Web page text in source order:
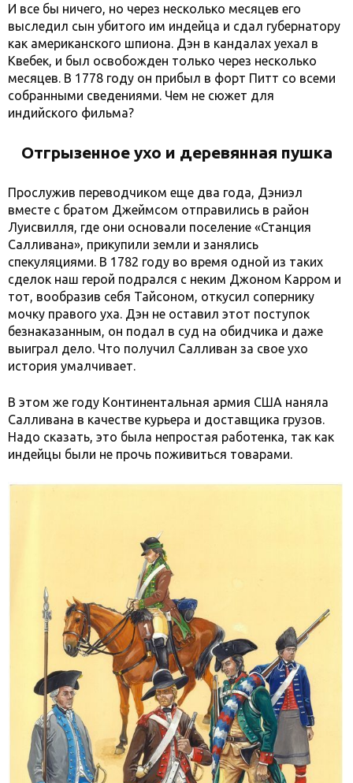
И все бы ничего, но через несколько месяцев его
выследил сын убитого им индейца и сдал губернатору
как американского шпиона. Дэн в кандалах уехал в
Квебек, и был освобожден только через несколько
месяцев. В 1778 году он прибыл в форт Питт со всеми
собранными сведениями. Чем не сюжет для
индийского фильма?
Отгрызенное ухо и деревянная пушка
Прослужив переводчиком еще два года, Дэниэл
вместе с братом Джеймсом отправились в район
Луисвилля, где они основали поселение «Станция
Салливана», прикупили земли и занялись
спекуляциями. В 1782 году во время одной из таких
сделок наш герой подрался с неким Джоном Карром и
тот, вообразив себя Тайсоном, откусил сопернику
мочку правого уха. Дэн не оставил этот поступок
безнаказанным, он подал в суд на обидчика и даже
выиграл дело. Что получил Салливан за свое ухо
история умалчивает.
В этом же году Континентальная армия США наняла
Салливана в качестве курьера и доставщика грузов.
Надо сказать, это была непростая работенка, так как
индейцы были не прочь поживиться товарами.